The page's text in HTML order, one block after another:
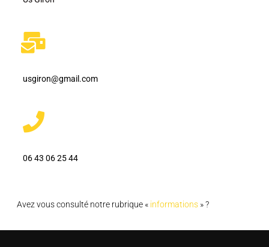
usgiron@gmail.com
06 43 06 25 44
Avez vous consulté notre rubrique « informations» ?